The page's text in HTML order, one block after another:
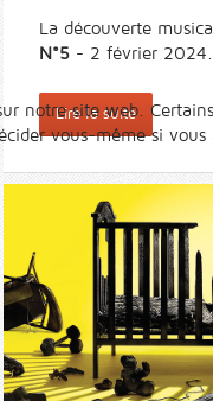
La découverte
N°5 - 2 février 2024.
Lire la suite
notre site web.
vous-même si